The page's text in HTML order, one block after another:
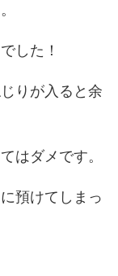
した！
りが入ると余
はダメです。
預けてしまっ